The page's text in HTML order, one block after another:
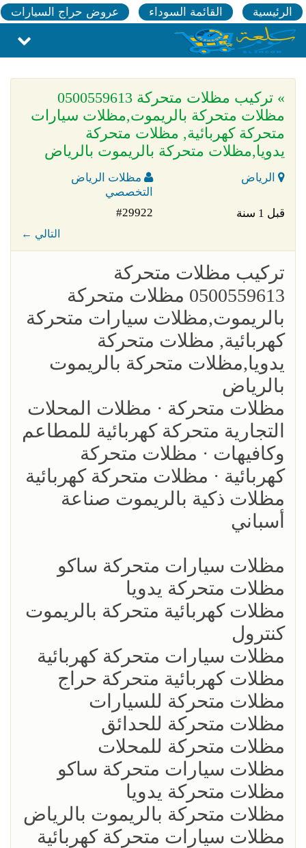
الرئيسية القائمة السوداء عروض حراج السيارات
» تركيب مظلات متحركة 0500559613
مظلات متحركة بالريموت,مظلات سيارات
متحركة كهربائية, مظلات متحركة
يدويا,مظلات متحركة بالريموت بالرياض
الرياض
مظلات الرياض
التخصصي
قبل 1 سنة
#29922
← التالي
تركيب مظلات متحركة
0500559613 مظلات متحركة
بالريموت,مظلات سيارات متحركة
كهربائية, مظلات متحركة
يدويا,مظلات متحركة بالريموت
بالرياض
مظلات متحركة · مظلات المحلات
التجارية متحركة كهربائية للمطاعم
وكافيهات · مظلات متحركة
كهربائية · مظلات متحركة كهربائية
مظلات ذكية بالريموت صناعة
أسباني
مظلات سيارات متحركة ساكو
مظلات متحركة يدويا
مظلات كهربائية متحركة بالريموت
كنترول
مظلات سيارات متحركة كهربائية
مظلات كهربائية متحركة حراج
مظلات متحركة للسيارات
مظلات متحركة للحدائق
مظلات متحركة للمحلات
مظلات سيارات متحركة ساكو
مظلات متحركة يدويا
مظلات متحركة بالريموت بالرياض
مظلات سيارات متحركة كهربائية